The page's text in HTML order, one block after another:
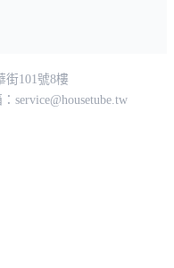
街101號8樓
service@housetube.tw